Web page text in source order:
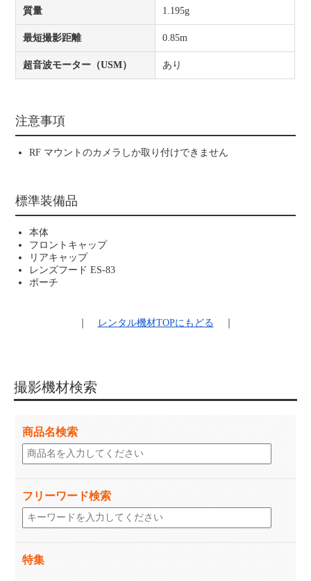
質量 1.195g
最短撮影距離 0.85m
超音波モーター（USM） あり
注意事項
RF マウントのカメラしか取り付けできません
標準装備品
本体
フロントキャップ
リアキャップ
レンズフード ES-83
ポーチ
レンタル機材TOPにもどる
撮影機材検索
商品名検索
フリーワード検索
特集